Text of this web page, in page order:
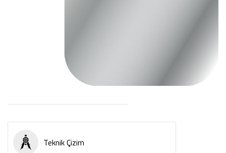
Teknik Çizim